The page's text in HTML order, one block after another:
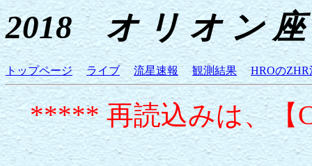
2018 オ リ オ ン 座
トップページ ライブ 流星速報 観測結果 HROのZHR
***** 再読込みは、【